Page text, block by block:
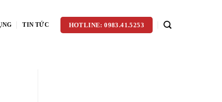
TIN TỨC HOTLINE: 0983.41.5253